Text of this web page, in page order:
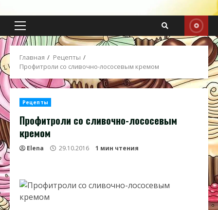
Основное
меню
Главная
Рецепты
Профитроли со сливочно-лососевым кремом
Рецепты
Профитроли со сливочно-лососевым
кремом
Elena 29.10.2016 1 мин чтения